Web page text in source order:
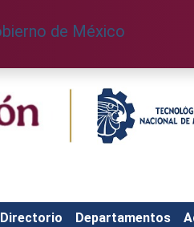
Directorio Departamentos